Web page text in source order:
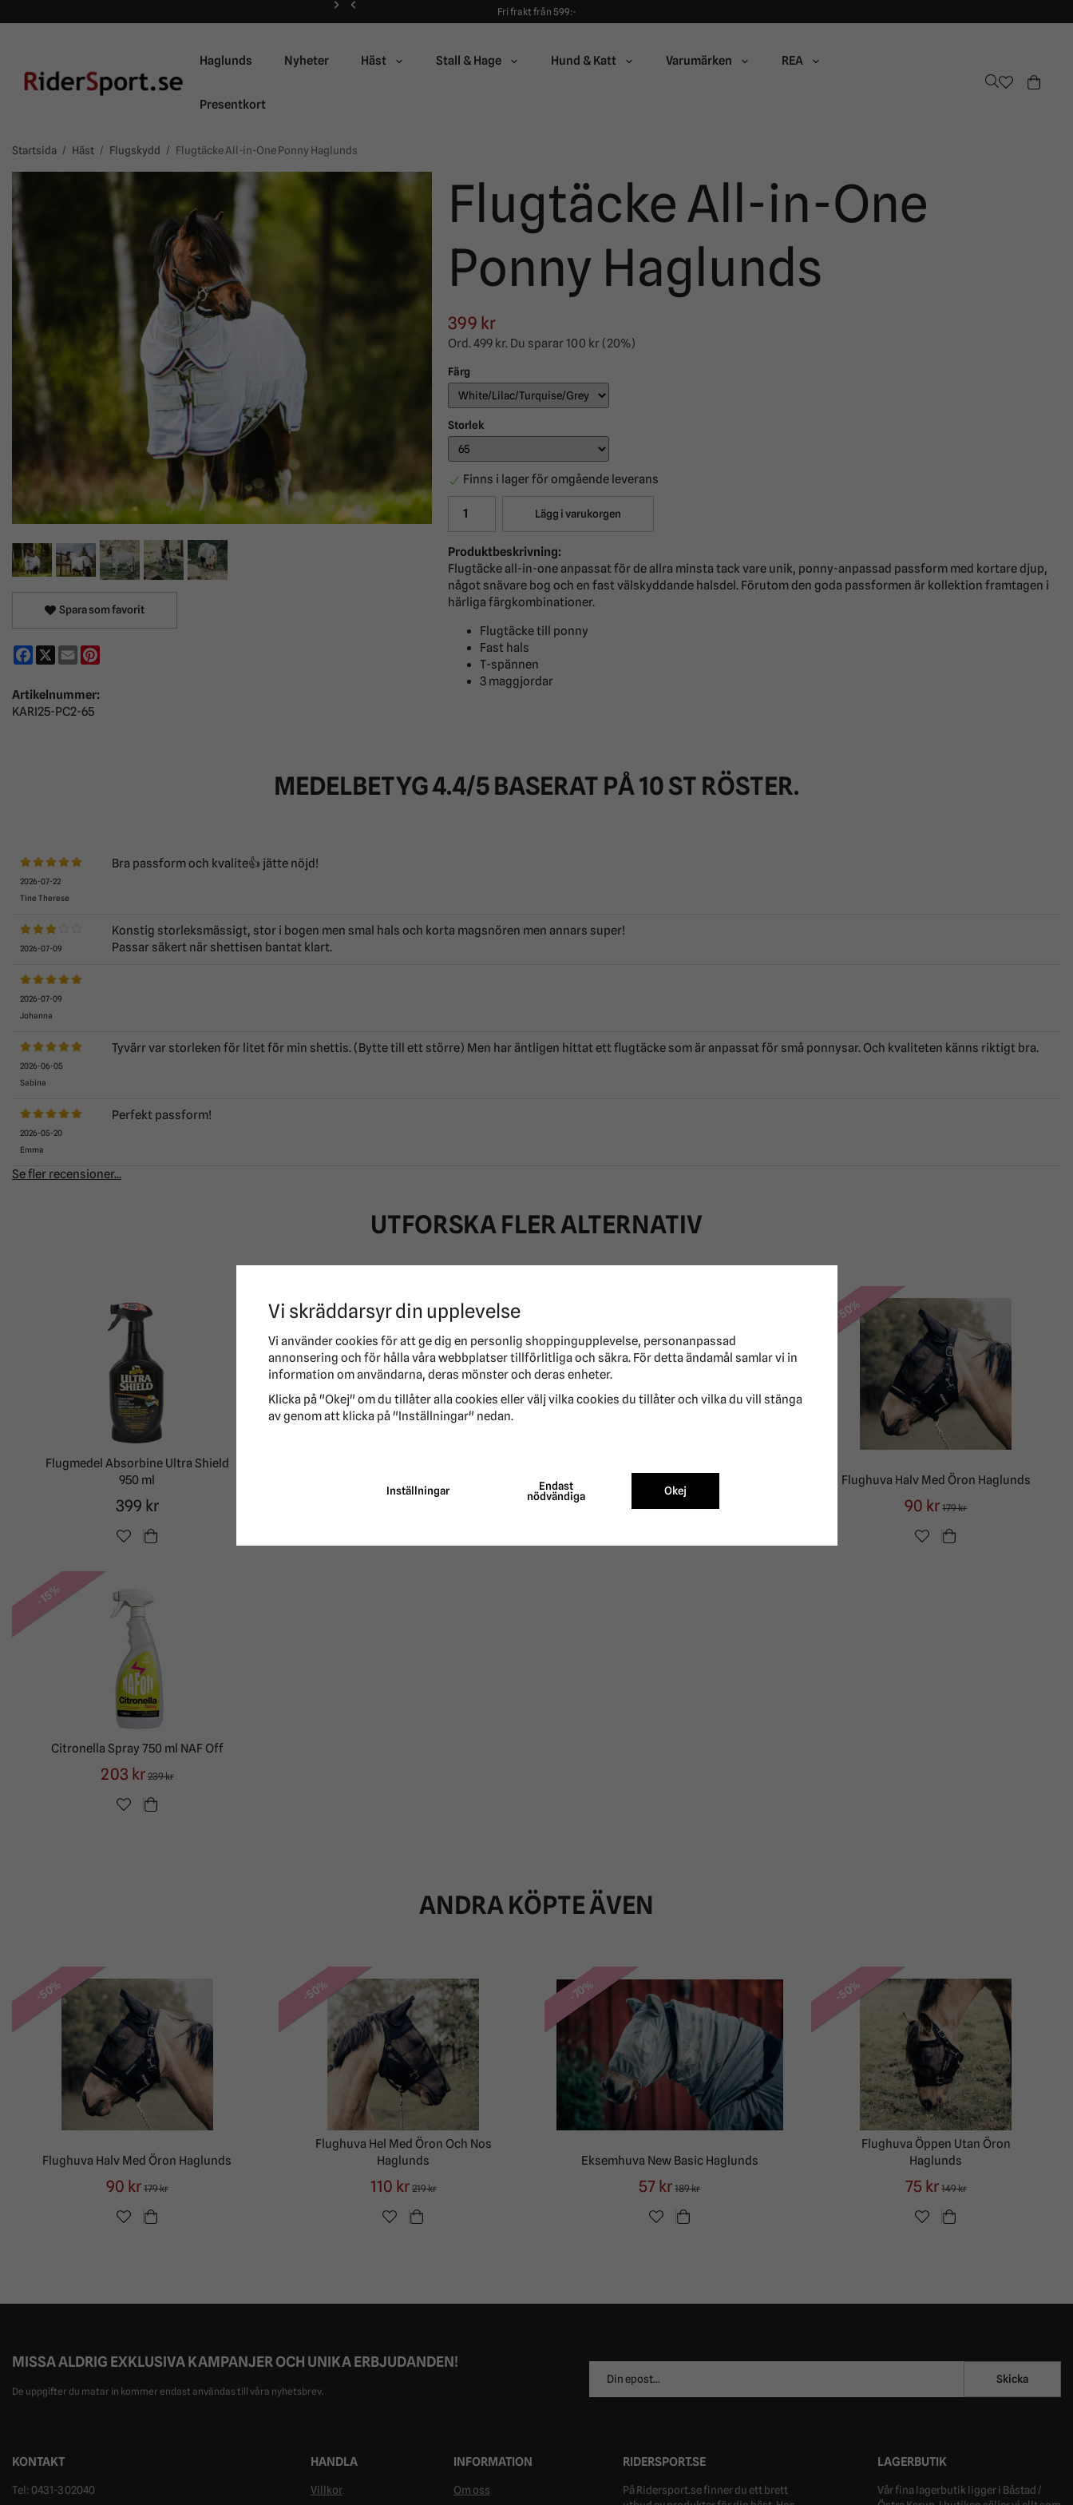
90 dagars öppet köp!
Alltid snabba leveranser!
90 dagars öppet köp!
Haglunds Nyheter Häst Stall & Hage Hund & Katt Varumärken REA
Presentkort
Startsida / Häst / Flugskydd / Flugtäcke All-in-One Ponny Haglunds
Flugtäcke All-in-One
Ponny Haglunds
399 kr
Ord.499 kr. Du sparar100 kr(20%)
Färg
Storlek
Finns i lager för omgående leverans
Lägg i varukorgen
Produktbeskrivning:
Flugtäcke all-in-one anpassat för de allra minsta tack vare unik, ponny-anpassad passform med kortare djup,
något snävare bog och en fast välskyddande halsdel. Förutom den goda passformen är kollektion framtagen i
härliga färgkombinationer.
Flugtäcke till ponny
Fast hals
T-spännen
3 maggjordar
Spara som favorit
Facebook
X Email
Artikelnummer:
KARI25-PC2-65
MEDELBETYG4.4/5 BASERAT PÅ10ST RÖSTER.
2026-07-22
Tine Therese
Bra passform och kvalite👍 jätte nöjd!
2026-07-09
Konstig storleksmässigt, stor i bogen men smal hals och korta magsnören men annars super!
Passar säkert när shettisen bantat klart.
2026-07-09
Johanna
2026-06-05
Sabina
Tyvärr var storleken för litet för min shettis. (Bytte till ett större) Men har äntligen hittat ett flugtäcke som är anpassat för små ponnysar. Och kvaliteten känns riktigt bra.
2026-05-20
Emma
Perfekt passform!
Se fler recensioner...
UTFORSKA FLER ALTERNATIV
Flugmedel Absorbine Ultra Shield
950 ml
399 kr
-50%
110 kr 219 kr
-50%
Flughuva Halv Med Öron Haglunds
90 kr 179 kr
-15%
Citronella Spray 750 ml NAF Off
203 kr 239 kr
ANDRA KÖPTE ÄVEN
-50%
Flughuva Halv Med Öron Haglunds
90 kr 179 kr
-50%
Flughuva Hel Med Öron Och Nos
Haglunds
110 kr 219 kr
-70%
Eksemhuva New Basic Haglunds
57 kr 189 kr
-50%
Flughuva Öppen Utan Öron
Haglunds
75 kr 149 kr
MISSA ALDRIG EXKLUSIVA KAMPANJER OCH UNIKA ERBJUDANDEN!
De uppgifter du matar in kommer endast användas till våra nyhetsbrev.
postadress
Skicka
KONTAKT
Tel: 0431-302040
HANDLA
Villkor
INFORMATION
Om oss
RIDERSPORT.SE
På Ridersport.se finner du ett brett
LAGERBUTIK
Vår fina lagerbutik ligger i Båstad /
Vi skräddarsyr din upplevelse
Vi använder cookies för att ge dig en personlig shoppingupplevelse, personanpassad
annonsering och för hålla våra webbplatser tillförlitliga och säkra. För detta ändamål samlar vi in
information om användarna, deras mönster och deras enheter.
Klicka på "Okej" om du tillåter alla cookies eller välj vilka cookies du tillåter och vilka du vill stänga
av genom att klicka på "Inställningar" nedan.
Inställningar
Endast
nödvändiga
Okej